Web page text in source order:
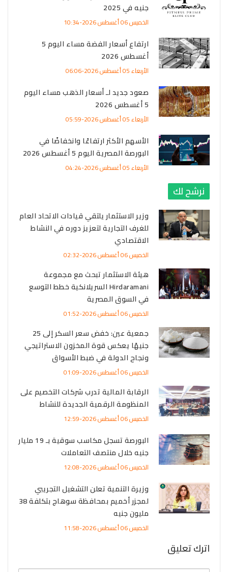
جنيه في 2025
الخميس 06 أغسطس 2026-10:34
ارتفاع أسعار الفضة مساء اليوم 5
أغسطس 2026
الأربعاء 05 أغسطس 2026-06:06
صعود جديد لـ أسعار الذهب مساء اليوم
5 أغسطس 2026
الأربعاء 05 أغسطس 2026-05:59
الأسهم الأكثر ارتفاعًا وانخفاضًا في
البورصة المصرية اليوم 5 أغسطس 2026
الأربعاء 05 أغسطس 2026-04:24
نرشح لك
وزير الاستثمار يلتقي قيادات الاتحاد العام
للغرف التجارية لتعزيز دوره في النشاط
الاقتصادي
الخميس 06 أغسطس 2026-02:32
هيئة الاستثمار تبحث مع مجموعة
Hirdaramani السريلانكية خطط التوسع
في السوق المصرية
الخميس 06 أغسطس 2026-01:52
جمعية عين: خفض سعر السكر إلى 25
جنيهًا يعكس قوة المخزون الاستراتيجي
ونجاح الدولة في ضبط الأسواق
الخميس 06 أغسطس 2026-01:09
الرقابة المالية تدرب شركات التخصيم على
المنظومة الرقمية الجديدة للنشاط
الخميس 06 أغسطس 2026-12:59
البورصة تسجل مكاسب سوقية بـ 19 مليار
جنيه خلال منتصف التعاملات
الخميس 06 أغسطس 2026-12:08
وزيرة التنمية تعلن التشغيل التجريبي
لمجزر أخميم بمحافظة سوهاج بتكلفة 38
مليون جنيه
الخميس 06 أغسطس 2026-11:58
اترك تعليق